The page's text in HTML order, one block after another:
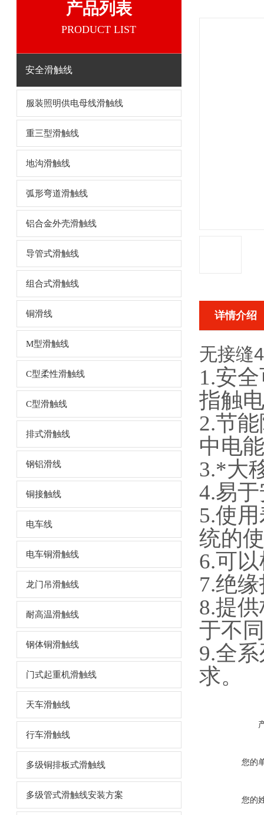
产品列表
PRODUCT LIST
安全滑触线
服装照明供电母线滑触线
重三型滑触线
地沟滑触线
弧形弯道滑触线
铝合金外壳滑触线
导管式滑触线
组合式滑触线
铜滑线
M型滑触线
C型柔性滑触线
C型滑触线
排式滑触线
钢铝滑线
铜接触线
电车线
电车铜滑触线
龙门吊滑触线
耐高温滑触线
钢体铜滑触线
门式起重机滑触线
天车滑触线
行车滑触线
多级铜排板式滑触线
多级管式滑触线安装方案
详情介绍
无接缝
1.安
指触
2.节
中电
3.*大
4.易
5.使
统的
6.可
7.绝
8.提
于不
9.全
求。
您的
您的